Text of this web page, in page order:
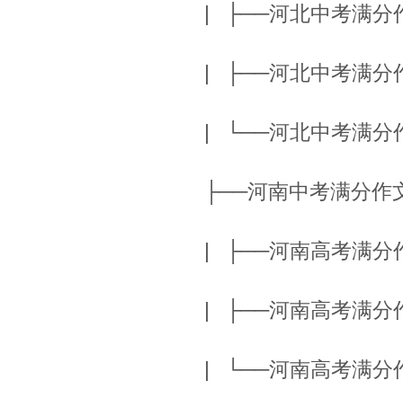
| ├──河北中考满分
| ├──河北中考满分
| └──河北中考满分
├──河南中考满分
| ├──河南高考满分
| ├──河南高考满分
| └──河南高考满分